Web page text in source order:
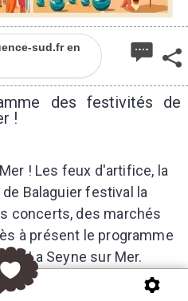
sud.fr en
des festivités de
!
! Les feux d'artifice, la
Balaguier festival la
concerts, des marchés
à présent le programme
à La Seyne sur Mer.